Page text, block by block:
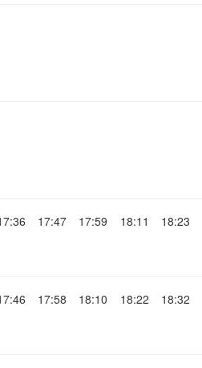
17:47 17:59 18:11 18:23
17:58 18:10 18:22 18:32